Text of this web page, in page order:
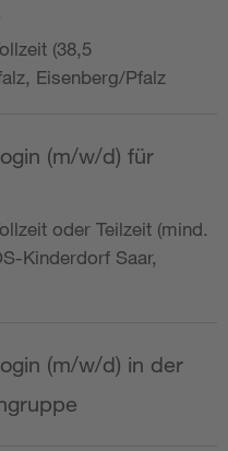
(38,5
Eisenberg/Pfalz
(m/w/d) für
oder Teilzeit (mind.
Kinderdorf Saar,
(m/w/d) in der